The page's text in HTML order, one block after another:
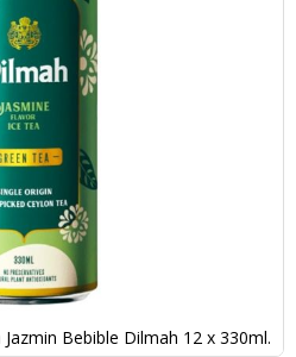
Bebible Dilmah 12 x 330ml.